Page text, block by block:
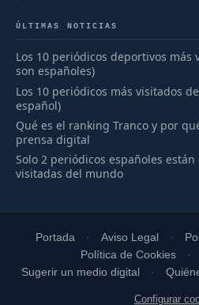
ÚLTIMAS NOTICIAS
Los 10 periódicos deportivos más
son españoles)
Los 10 periódicos más visitados
español)
Qué es el ranking Tranco y por
prensa digital
Solo 2 periódicos españoles
visitadas del mundo
Portada Aviso Legal
Política de Cookies
Sugerir un medio digital
Configurar